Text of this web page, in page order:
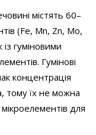
містять 60–
(Fe, Mn, Zn, Mo,
гуміновими
Гумінові
концентрація
тому їх не можна
для